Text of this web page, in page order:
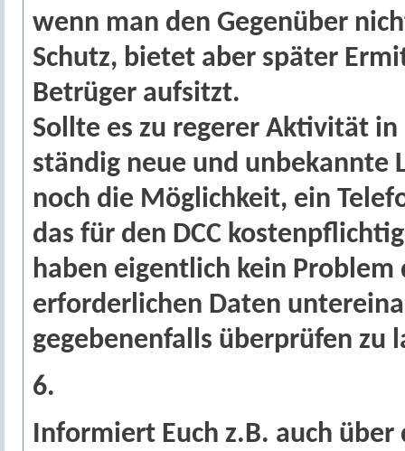
wenn man den Gegenüber
Schutz, bietet aber später
Betrüger aufsitzt.
Sollte es zu regerer Aktivität
ständig neue und unbekannte
noch die Möglichkeit, ein
das für den DCC
haben eigentlich kein Problem
erforderlichen Daten
gegebenenfalls überprüfen zu
6.
Informiert Euch z.B. auch über